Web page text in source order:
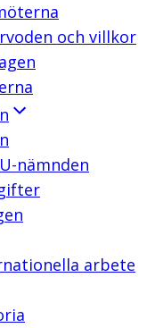
och villkor
nämnden
arbete